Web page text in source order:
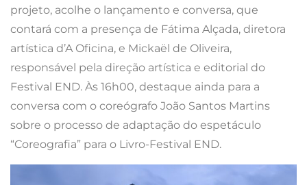
projeto, acolhe o lançamento e conversa, que
contará com a presença de Fátima Alçada, diretora
artística d’A Oficina, e Mickaël de Oliveira,
responsável pela direção artística e editorial do
Festival END. Às 16h00, destaque ainda para a
conversa com o coreógrafo João Santos Martins
sobre o processo de adaptação do espetáculo
“Coreografia” para o Livro-Festival END.